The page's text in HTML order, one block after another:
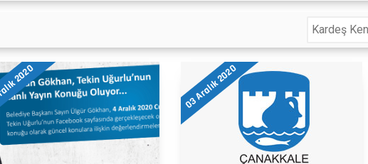
2020 03 Aralık 2020